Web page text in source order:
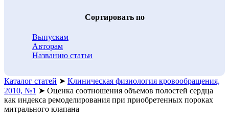
Cортировать по
Выпускам
Авторам
Названию статьи
Каталог статей ➤ Клиническая физиология кровообращения,
2010, №1 ➤ Оценка соотношения объемов полостей сердца
как индекса ремоделирования при приобретенных пороках
митрального клапана